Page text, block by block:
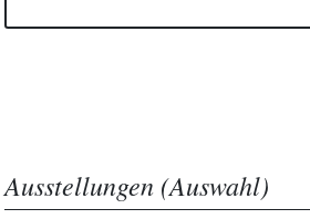
Ausstellungen (Auswahl)